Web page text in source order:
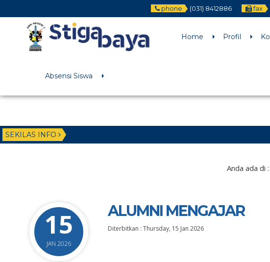
: Function WP_Dependencies->add_data() was called with an
/home/u6225882/public_html/wp-includes/functions.php
phone (031) 8412886 fax
Home Profil
Absensi Siswa
SEKILAS INFO
Anda ada di :
15
JAN 2026
ALUMNI MENGAJAR
Diterbitkan : Thursday, 15 Jan 2026